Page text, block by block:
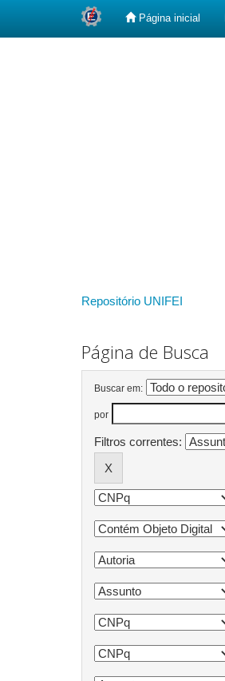
Página inicial
Repositório UNIFEI
Página de Busca
Buscar em:
por
Filtros correntes: